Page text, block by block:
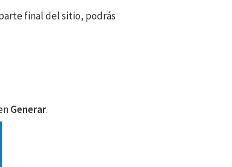
final del sitio, podrás
Generar.